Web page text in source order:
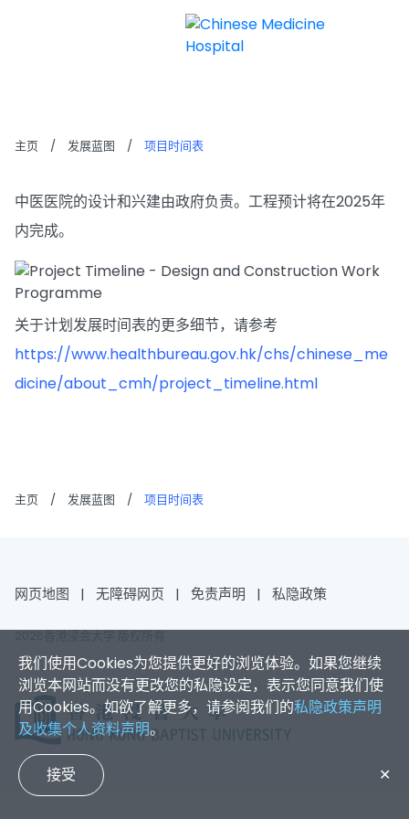
主页 / 发展蓝图 / 项目时间表
中医医院的设计和兴建由政府负责。工程预计将在2025年
内完成。
关于计划发展时间表的更多细节，请参考
https://www.healthbureau.gov.hk/chs/chinese_me
dicine/about_cmh/project_timeline.html
主页 / 发展蓝图 / 项目时间表
我们使用Cookies为您提供更好的浏览体验。如果您继续
浏览本网站而没有更改您的私隐设定，表示您同意我们使
用Cookies。如欲了解更多，请参阅我们的私隐政策声明
及收集个人资料声明。
接受 ✕
网页地图 | 无障碍网页 | 免责声明 | 私隐政策
2026香港浸会大学 版权所有